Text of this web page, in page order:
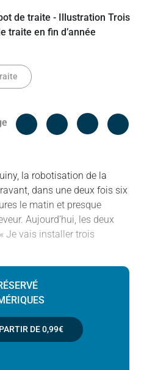
Facebook
la robotisation de la
dans une deux fois six
le matin et presque
Aujourd’hui, les deux
Je vais installer trois
DE0,99€